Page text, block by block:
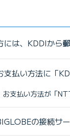
には、KDDIから
支払い方法に「
お支払い方法が「
の接続サ